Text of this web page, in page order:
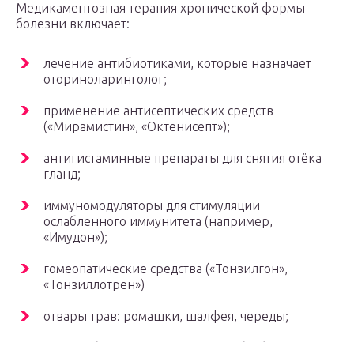
Медикаментозная терапия хронической формы
болезни включает:
лечение антибиотиками, которые назначает
оториноларинголог;
применение антисептических средств
(«Мирамистин», «Октенисепт»);
антигистаминные препараты для снятия отёка
гланд;
иммуномодуляторы для стимуляции
ослабленного иммунитета (например,
«Имудон»);
гомеопатические средства («Тонзилгон»,
«Тонзиллотрен»)
отвары трав: ромашки, шалфея, череды;